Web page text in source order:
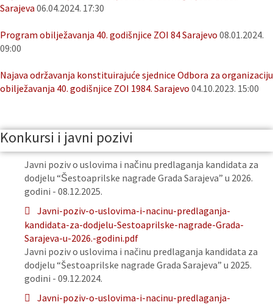
Sarajeva 06.04.2024. 17:30
Program obilježavanja 40. godišnjice ZOI 84 Sarajevo 08.01.2024.
09:00
Najava održavanja konstituirajuće sjednice Odbora za organizaciju
obilježavanja 40. godišnjice ZOI 1984. Sarajevo 04.10.2023. 15:00
Konkursi i javni pozivi
Javni poziv o uslovima i načinu predlaganja kandidata za
dodjelu “Šestoaprilske nagrade Grada Sarajeva” u 2026.
godini - 08.12.2025.
Javni-poziv-o-uslovima-i-nacinu-predlaganja-
kandidata-za-dodjelu-Sestoaprilske-nagrade-Grada-
Sarajeva-u-2026.-godini.pdf
Javni poziv o uslovima i načinu predlaganja kandidata za
dodjelu “Šestoaprilske nagrade Grada Sarajeva” u 2025.
godini - 09.12.2024.
Javni-poziv-o-uslovima-i-nacinu-predlaganja-